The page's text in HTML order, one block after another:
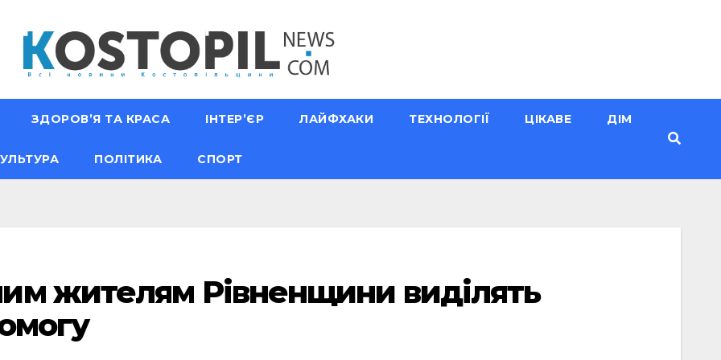
ЗДОРОВ’Я ТА КРАСА ІНТЕР’ЄР ЛАЙФХАКИ ТЕХНОЛОГІЇ ЦІКАВЕ ДІМ
ПОЛІТИКА СПОРТ
жителям Рівненщини виділять